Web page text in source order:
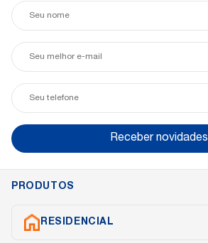
Seu
nome
Seu
mail
Seu
telefone
Receber novidades
PRODUTOS
RESIDENCIAL